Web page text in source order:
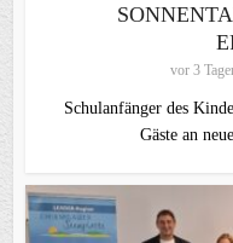
vor 3
Schulanfänger des
Gäste an